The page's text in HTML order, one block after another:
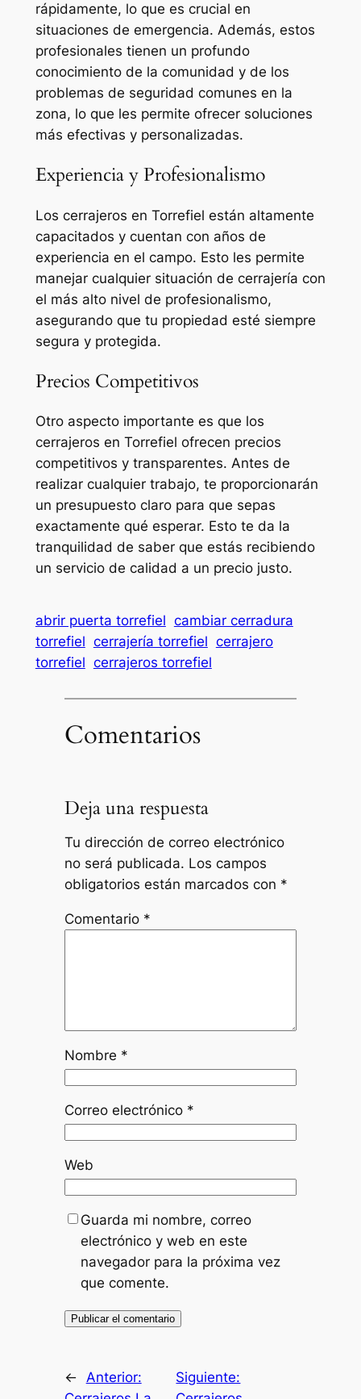
rápidamente, lo que es crucial en
situaciones de emergencia. Además, estos
profesionales tienen un profundo
conocimiento de la comunidad y de los
problemas de seguridad comunes en la
zona, lo que les permite ofrecer soluciones
más efectivas y personalizadas.
Experiencia y Profesionalismo
Los cerrajeros en Torrefiel están altamente
capacitados y cuentan con años de
experiencia en el campo. Esto les permite
manejar cualquier situación de cerrajería con
el más alto nivel de profesionalismo,
asegurando que tu propiedad esté siempre
segura y protegida.
Precios Competitivos
Otro aspecto importante es que los
cerrajeros en Torrefiel ofrecen precios
competitivos y transparentes. Antes de
realizar cualquier trabajo, te proporcionarán
un presupuesto claro para que sepas
exactamente qué esperar. Esto te da la
tranquilidad de saber que estás recibiendo
un servicio de calidad a un precio justo.
abrir puerta torrefiel cambiar cerradura
torrefiel cerrajería torrefiel cerrajero
torrefiel cerrajeros torrefiel
Comentarios
Deja una respuesta
Tu dirección de correo electrónico
no será publicada. Los campos
obligatorios están marcados con *
Comentario *
Nombre *
Correo electrónico *
Web
Guarda mi nombre, correo
electrónico y web en este
navegador para la próxima vez
que comente.
←
Anterior:
Siguiente: